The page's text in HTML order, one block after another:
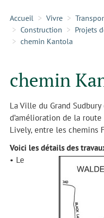
Accueil Vivre
Construction
Projets
chemin Kantola
chemin
La Ville du Grand
d’amélioration de la
Lively, entre les chemins
Voici les détails des
• Le